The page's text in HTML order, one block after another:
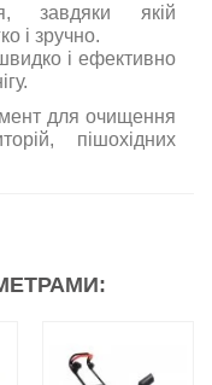
завдяки якій
і зручно.
і ефективно
для очищення
пішохідних